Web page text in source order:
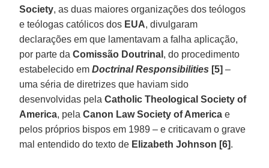
Society, as duas maiores organizações dos teólogos
e teólogas católicos dos EUA, divulgaram
declarações em que lamentavam a falha aplicação,
por parte daComissão Doutrinal , do procedimento
estabelecido emDoctrinal Responsibilities [5] –
uma séria de diretrizes que haviam sido
desenvolvidas pelaCatholic Theological Society of
America, pelaCanon Law Society of Americae
pelos próprios bispos em 1989 – e criticavam o grave
mal entendido do texto de Elizabeth Johnson [6].